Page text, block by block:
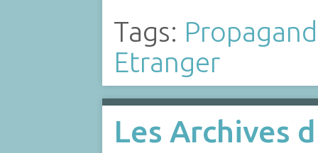
Tags:
Etranger
Les Archives